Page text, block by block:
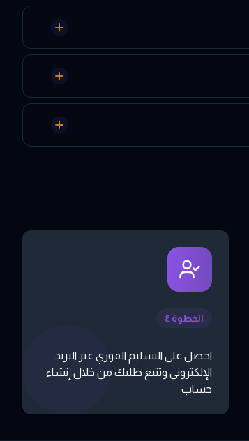
الخطوة ٤
احصل على التسليم الفوري عبر البريد
الإلكتروني وتتبع طلبك من خلال إنشاء
حساب